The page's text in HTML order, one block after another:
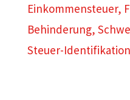
Einkommensteuer,
Behinderung,
Steuer-